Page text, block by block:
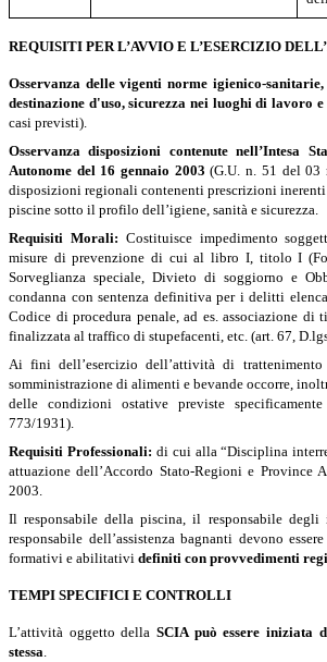
REQUISITI PER L’AVVIO E L’ESERCIZIO
Osservanza delle vigenti norme igienico-sanitarie,
destinazione d'uso, sicurezza nei luoghi di lavoro
casi previsti).
Osservanza disposizioni contenute nell’Intesa
Autonome del 16 gennaio 2003(G.U. n. 51 del 03
disposizioni regionali contenenti prescrizioni
piscine sotto il profilo dell’igiene, sanità e sicurezza.
Requisiti Morali: Costituisce impedimento
misure di prevenzione di cui al libro I, titolo I
Sorveglianza speciale, Divieto di soggiorno e
condanna con sentenza definitiva per i delitti
Codice di procedura penale, ad es. associazione di
finalizzata al traffico di stupefacenti, etc. (art. 67,
Ai fini dell’esercizio dell’attività di
somministrazione di alimenti e bevande occorre,
delle condizioni ostative previste
773/1931).
Requisiti Professionali: di cui alla “Disciplina
attuazione dell’Accordo Stato-Regioni e Province
2003.
Il responsabile della piscina, il responsabile
responsabile dell’assistenza bagnanti devono
formativi e abilitativi definiti con provvedimenti
TEMPI SPECIFICI E CONTROLLI
L’attività oggetto della SCIA può essere iniziata
stessa.